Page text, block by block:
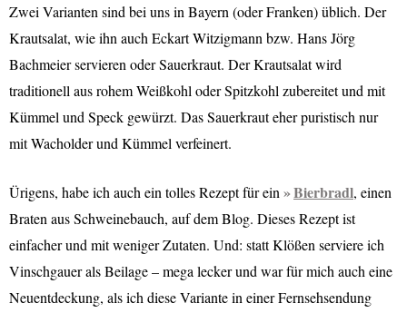
Zwei Varianten sind bei uns in Bayern (oder Franken) üblich. Der
Krautsalat, wie ihn auch Eckart Witzigmann bzw. Hans Jörg
Bachmeier servieren oder Sauerkraut. Der Krautsalat wird
traditionell aus rohem Weißkohl oder Spitzkohl zubereitet und mit
Kümmel und Speck gewürzt. Das Sauerkraut eher puristisch nur
mit Wacholder und Kümmel verfeinert.
Ürigens, habe ich auch ein tolles Rezept für ein Bierbradl, einen
Braten aus Schweinebauch, auf dem Blog. Dieses Rezept ist
einfacher und mit weniger Zutaten. Und: statt Klößen serviere ich
Vinschgauer als Beilage – mega lecker und war für mich auch eine
Neuentdeckung, als ich diese Variante in einer Fernsehsendung